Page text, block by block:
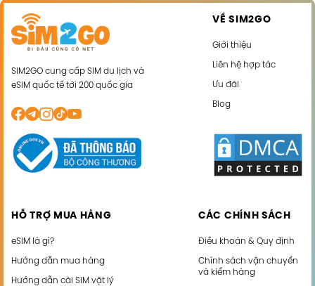
SIM2GO cung cấp SIM du lịch và
eSIM quốc tế tới 200 quốc gia
VỀ SIM2GO
Giới thiệu
Liên hệ hợp tác
Ưu đãi
Blog
HỖ TRỢ MUA HÀNG
eSIM là gì?
Hướng dẫn mua hàng
Hướng dẫn cài SIM vật lý
CÁC CHÍNH SÁCH
Điều khoản & Quy định
Chính sách vận chuyển
và kiểm hàng